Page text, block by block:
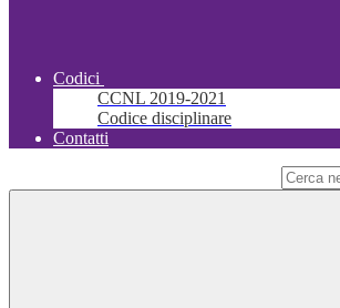
Codici
CCNL 2019-2021
Codice disciplinare
Contatti